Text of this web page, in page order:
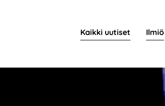
Kaikki uutiset Ilmiö